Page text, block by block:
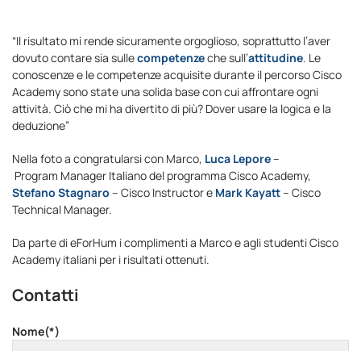
“Il risultato mi rende sicuramente orgoglioso, soprattutto l’aver
dovuto contare sia sullecompetenzeche sull’attitudine. Le
conoscenze e le competenze acquisite durante il percorso Cisco
Academy sono state una solida base con cui affrontare ogni
attività. Ciò che mi ha divertito di più? Dover usare la logica e la
deduzione”
Nella foto a congratularsi con Marco, Luca Lepore–
Program Manager Italiano del programma Cisco Academy,
Stefano Stagnaro – Cisco Instructor e Mark Kayatt– Cisco
Technical Manager.
Da parte di eForHum i complimenti a Marco e agli studenti Cisco
Academy italiani per i risultati ottenuti.
Contatti
Nome(*)